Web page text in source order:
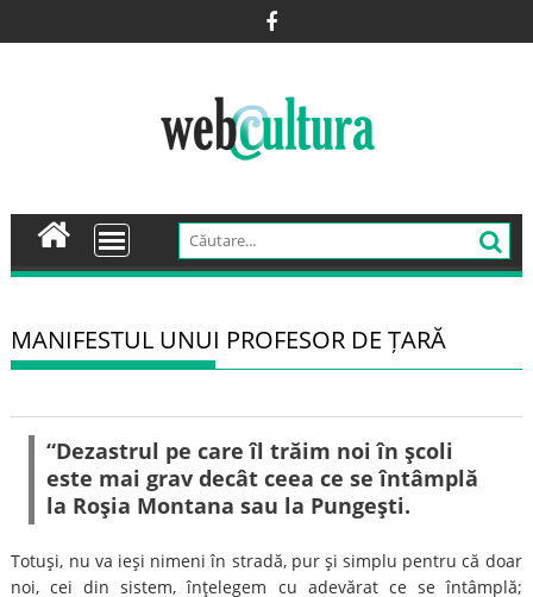
to
MANIFESTUL UNUI PROFESOR DE ȚARĂ
“Dezastrul pe care îl trăim noi în şcoli
este mai grav decât ceea ce se întâmplă
la Roşia Montana sau la Pungeşti.
Totuşi, nu va ieşi nimeni în stradă, pur şi simplu pentru că doar
noi, cei din sistem, înţelegem cu adevărat ce se întâmplă;